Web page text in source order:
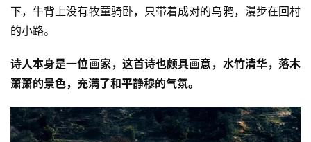
下，牛背上没有牧童骑卧，只带着成对的乌鸦，漫步在回村
的小路。
诗人本身是一位画家，这首诗也颇具画意，水竹清华，落木
萧萧的景色，充满了和平静穆的气氛。